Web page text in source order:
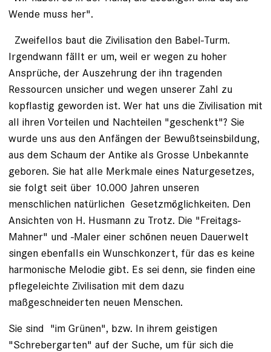
Wende muss her".
Zweifellos baut die Zivilisation den Babel-Turm.
Irgendwann fällt er um, weil er wegen zu hoher
Ansprüche, der Auszehrung der ihn tragenden
Ressourcen unsicher und wegen unserer Zahl zu
kopflastig geworden ist. Wer hat uns die Zivilisation mit
all ihren Vorteilen und Nachteilen "geschenkt"? Sie
wurde uns aus den Anfängen der Bewußtseinsbildung,
aus dem Schaum der Antike als Grosse Unbekannte
geboren. Sie hat alle Merkmale eines Naturgesetzes,
sie folgt seit über 10.000 Jahren unseren
menschlichen natürlichen Gesetzmöglichkeiten. Den
Ansichten von H. Husmann zu Trotz. Die "Freitags-
Mahner" und -Maler einer schönen neuen Dauerwelt
singen ebenfalls ein Wunschkonzert, für das es keine
harmonische Melodie gibt. Es sei denn, sie finden eine
pflegeleichte Zivilisation mit dem dazu
maßgeschneiderten neuen Menschen.
Sie sind "im Grünen", bzw. In ihrem geistigen
"Schrebergarten" auf der Suche, um für sich die